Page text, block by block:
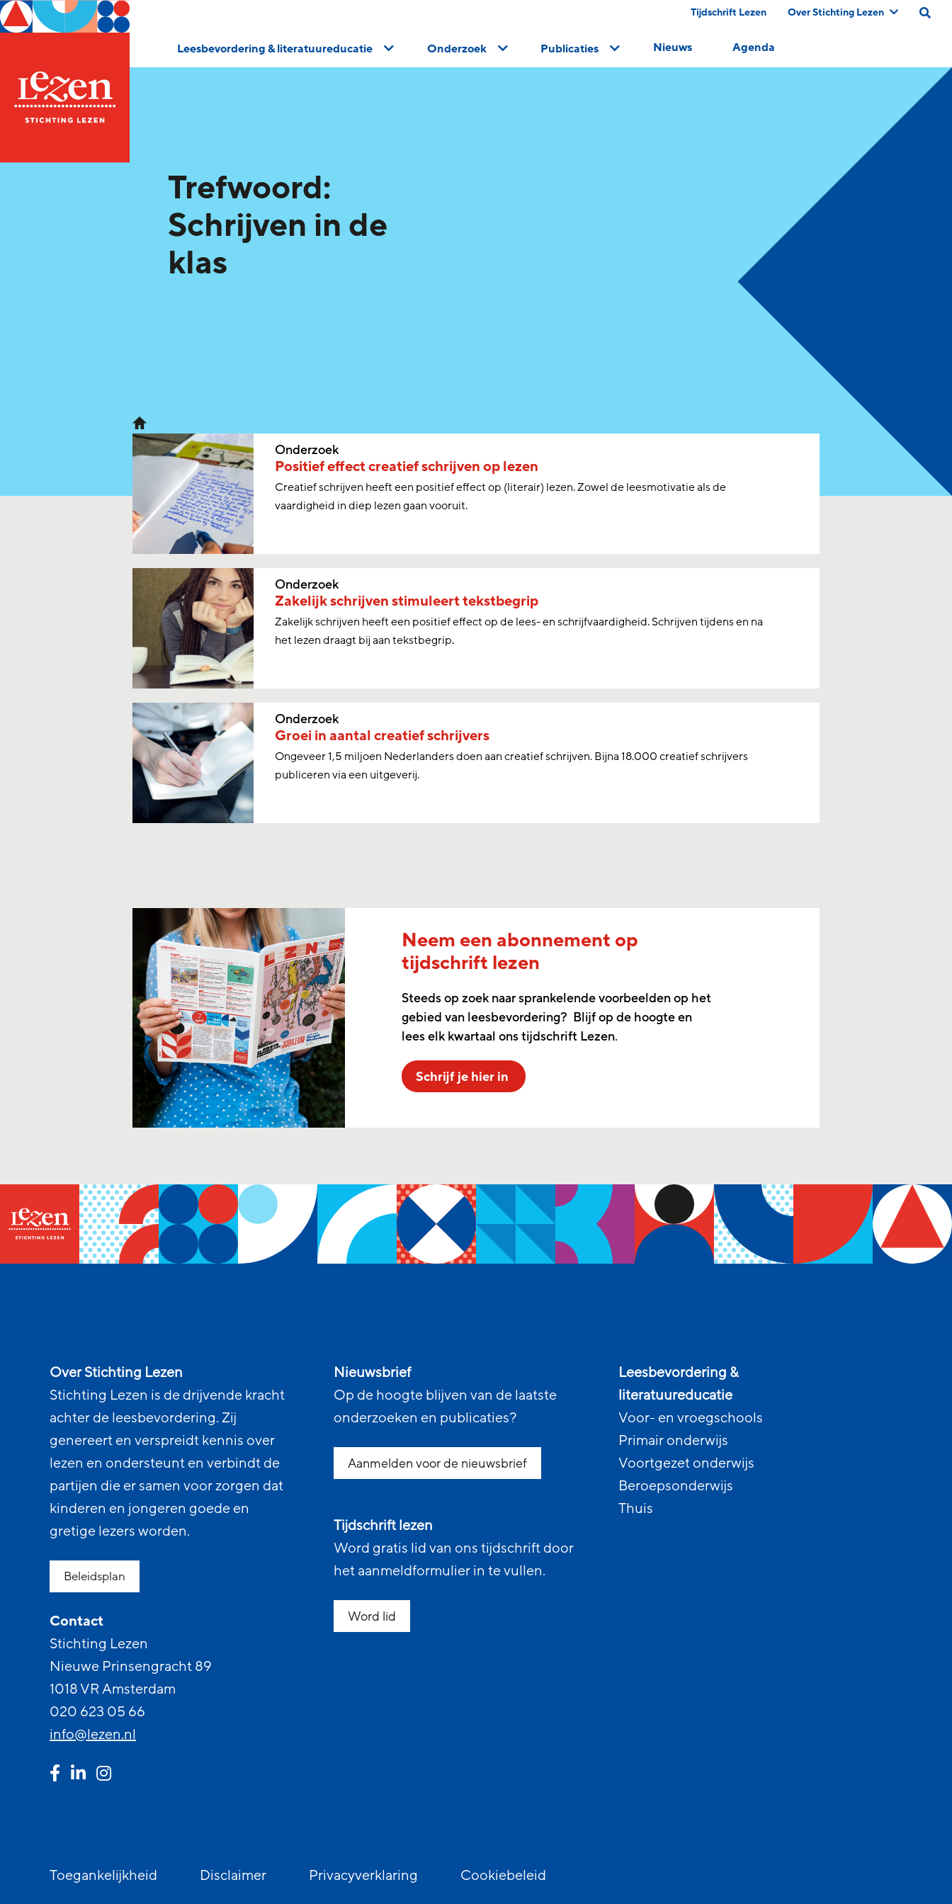
Tijdschrift Lezen Over Stichting Lezen
Leesbevordering & literatuureducatie Onderzoek Publicaties Nieuws Agenda
Trefwoord:
Schrijven in de
klas
Onderzoek
Positief effect creatief schrijven op lezen
Creatief schrijven heeft een positief effect op (literair) lezen. Zowel de leesmotivatie als de
vaardigheid in diep lezen gaan vooruit.
Onderzoek
Zakelijk schrijven stimuleert tekstbegrip
Zakelijk schrijven heeft een positief effect op de lees- en schrijfvaardigheid. Schrijven tijdens en na
het lezen draagt bij aan tekstbegrip.
Onderzoek
Groei in aantal creatief schrijvers
Ongeveer 1,5 miljoen Nederlanders doen aan creatief schrijven. Bijna 18.000 creatief schrijvers
publiceren via een uitgeverij.
Neem een abonnement op
tijdschrift lezen
Steeds op zoek naar sprankelende voorbeelden op het
gebied van leesbevordering? Blijf op de hoogte en
lees elk kwartaal ons tijdschrift Lezen.
Schrijf je hier in
Over Stichting Lezen
Stichting Lezen is de drijvende kracht
achter de leesbevordering. Zij
genereert en verspreidt kennis over
lezen en ondersteunt en verbindt de
partijen die er samen voor zorgen dat
kinderen en jongeren goede en
gretige lezers worden.
Beleidsplan
Contact
Stichting Lezen
Nieuwe Prinsengracht 89
1018 VR Amsterdam
020 623 05 66
info@lezen.nl
Nieuwsbrief
Op de hoogte blijven van de laatste
onderzoeken en publicaties?
Aanmelden voor de nieuwsbrief
Tijdschrift lezen
Word gratis lid van ons tijdschrift door
het aanmeldformulier in te vullen.
Word lid
Leesbevordering &
literatuureducatie
Voor- en vroegschools
Primair onderwijs
Voortgezet onderwijs
Beroepsonderwijs
Thuis
Toegankelijkheid Disclaimer Privacyverklaring Cookiebeleid